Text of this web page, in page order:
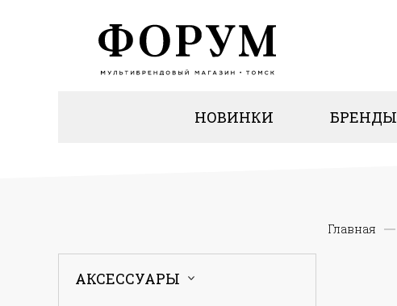
НОВИНКИ БРЕНДЫ
Главная
АКСЕССУАРЫ